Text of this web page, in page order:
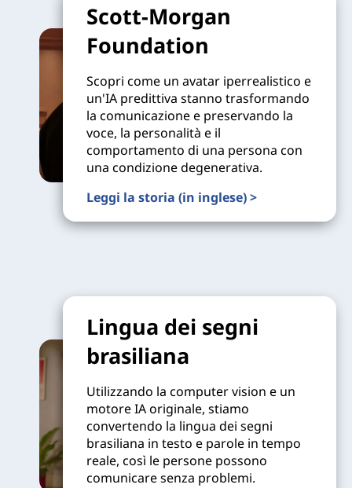
Scott-Morgan
Foundation
Scopri come un avatar iperrealistico e
un'IA predittiva stanno trasformando
la comunicazione e preservando la
voce, la personalità e il
comportamento di una persona con
una condizione degenerativa.
Leggi la storia (in inglese) >
Lingua dei segni
brasiliana
Utilizzando la computer vision e un
motore IA originale, stiamo
convertendo la lingua dei segni
brasiliana in testo e parole in tempo
reale, così le persone possono
comunicare senza problemi.